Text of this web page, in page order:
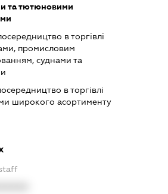
та тютюновими
в торгівлі
промисловим
суднами та
в торгівлі
широкого асортименту